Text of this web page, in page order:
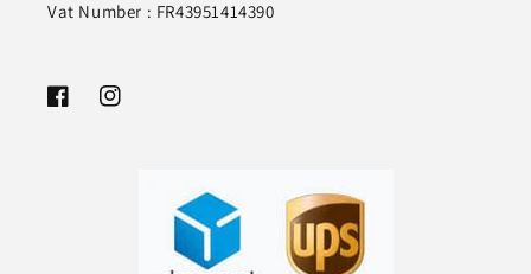
Vat Number : FR43951414390
FacebookInstagram